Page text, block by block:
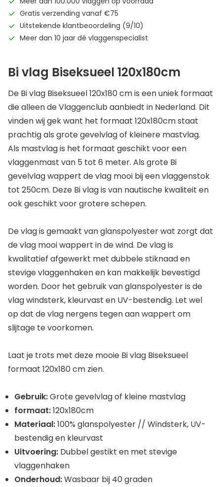
Gratis verzending vanaf €75
Uitstekende klantbeoordeling (9/10)
Meer dan 10 jaar dé vlaggenspecialist
Bi vlag Biseksueel 120x180cm
De Bi vlag Biseksueel 120x180 cm is een uniek formaat
die alleen de Vlaggenclub aanbiedt in Nederland. Dit
vinden wij gek want het formaat 120x180cm staat
prachtig als grote gevelvlag of kleinere mastvlag.
Als mastvlag is het formaat geschikt voor een
vlaggenmast van 5 tot 6 meter. Als grote Bi
gevelvlag wappert de vlag mooi bij een vlaggenstok
tot 250cm. Deze Bi vlag is van nautische kwaliteit en
ook geschikt voor grotere schepen.
De vlag is gemaakt van glanspolyester wat zorgt dat
de vlag mooi wappert in de wind. De vlag is
kwalitatief afgewerkt met dubbele stiknaad en
stevige vlaggenhaken en kan makkelijk bevestigd
worden. Door het gebruik van glanspolyester is de
vlag windsterk, kleurvast en UV-bestendig. Let wel
op dat de vlag nergens tegen aan wappert om
slijtage te voorkomen.
Laat je trots met deze mooie Bi vlag Biseksueel
formaat 120x180 cm zien.
Gebruik:Grote gevelvlag of kleine mastvlag
formaat:120x180cm
Materiaal:100% glanspolyester // Windsterk, UV-
bestendig en kleurvast
Uitvoering: Dubbel gestikt en met stevige
vlaggenhaken
Onderhoud:Wasbaar bij 40 graden